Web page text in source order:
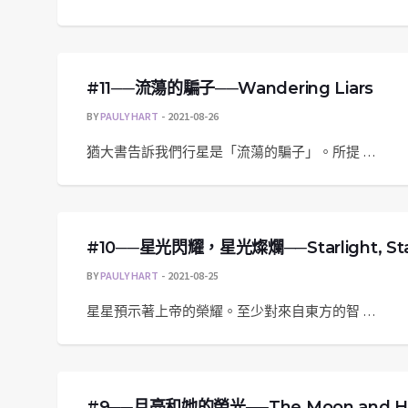
#11──流蕩的騙子──Wandering Liars
BYPAULY HART 2021-08-26
猶大書告訴我們行星是「流蕩的騙子」。所提 …
#10──星光閃耀，星光燦爛──Starlight,
BYPAULY HART 2021-08-25
星星預示著上帝的榮耀。至少對來自東方的智 …